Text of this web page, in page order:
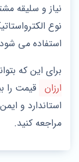
نیاز و سلیقه
نوع
استفاده می
برای این که
ارزان قیمت را
استاندارد و
مراجعه کنید.